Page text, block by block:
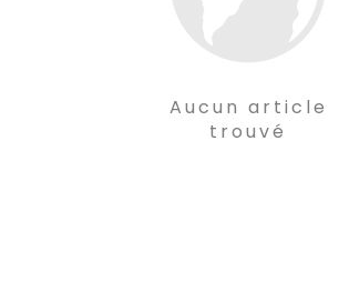
Aucun article
trouvé